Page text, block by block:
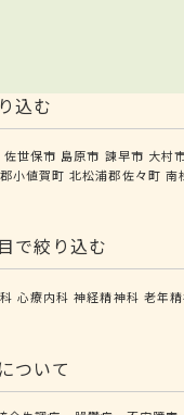
込む
佐世保市 島原市 諫早市 大村
小値賀町 北松浦郡佐々町 南
で絞り込む
心療内科 神経精神科 老年
ついて